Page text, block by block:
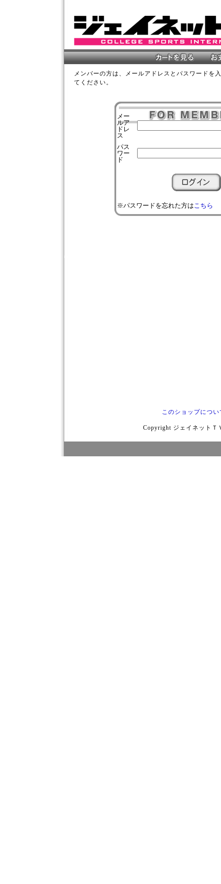
メンバーの方は、メールアドレスとパスワードを
てください。
メー
ルア
ドレ
ス
パス
ワー
ド
※パスワードを忘れた方はこちら
このショップについ
Copyright ジェイネットＴ